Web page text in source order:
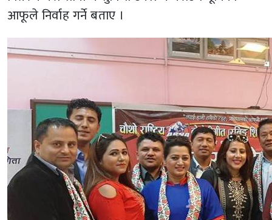
आफूले निर्वाह गर्ने बताए ।